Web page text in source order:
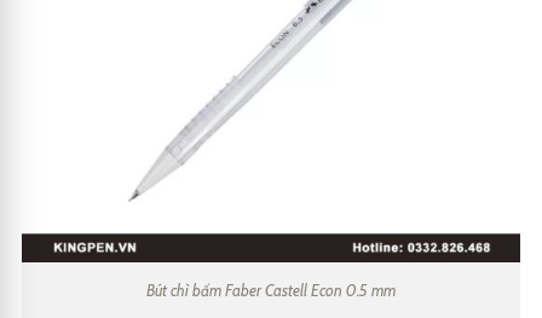
Bút chì bấm Faber Castell Econ 0.5 mm